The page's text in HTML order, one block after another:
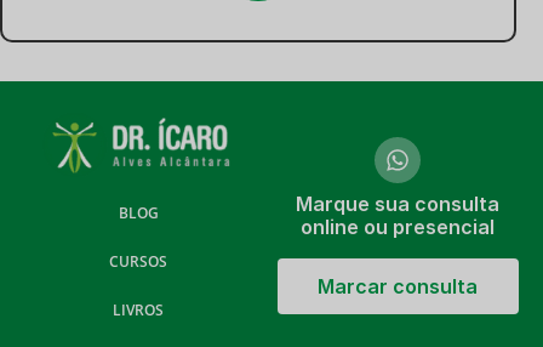
BLOG
CURSOS
LIVROS
Marque sua consulta
online ou presencial
Marcar consulta